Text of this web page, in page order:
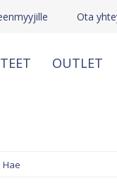
Ota
OUTLET